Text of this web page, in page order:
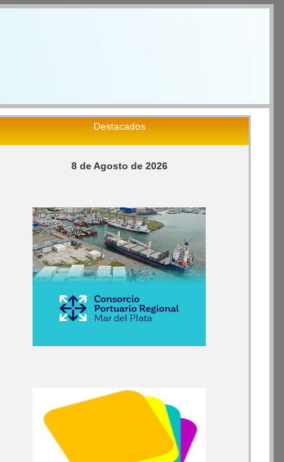
Destacados
8 de Agosto de 2026